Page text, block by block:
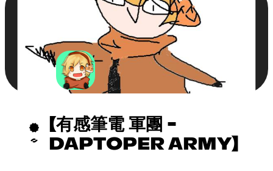
【有感筆電 軍團 -
DAPTOPER ARMY】